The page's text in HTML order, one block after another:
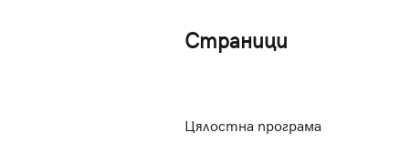
Страници
Цялостна програма